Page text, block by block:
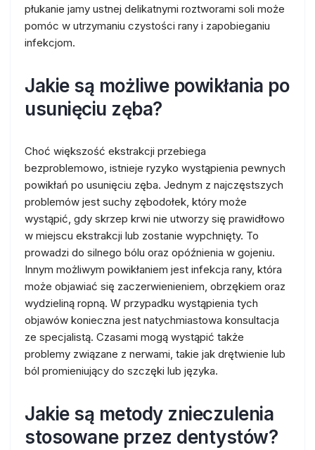
płukanie jamy ustnej delikatnymi roztworami soli może
pomóc w utrzymaniu czystości rany i zapobieganiu
infekcjom.
Jakie są możliwe powikłania po
usunięciu zęba?
Choć większość ekstrakcji przebiega
bezproblemowo, istnieje ryzyko wystąpienia pewnych
powikłań po usunięciu zęba. Jednym z najczęstszych
problemów jest suchy zębodołek, który może
wystąpić, gdy skrzep krwi nie utworzy się prawidłowo
w miejscu ekstrakcji lub zostanie wypchnięty. To
prowadzi do silnego bólu oraz opóźnienia w gojeniu.
Innym możliwym powikłaniem jest infekcja rany, która
może objawiać się zaczerwienieniem, obrzękiem oraz
wydzieliną ropną. W przypadku wystąpienia tych
objawów konieczna jest natychmiastowa konsultacja
ze specjalistą. Czasami mogą wystąpić także
problemy związane z nerwami, takie jak drętwienie lub
ból promieniujący do szczęki lub języka.
Jakie są metody znieczulenia
stosowane przez dentystów?